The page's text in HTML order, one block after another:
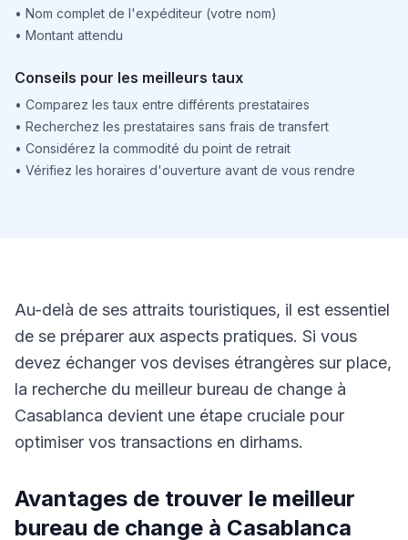
• Nom complet de l'expéditeur (votre nom)
• Montant attendu
Conseils pour les meilleurs taux
• Comparez les taux entre différents prestataires
• Recherchez les prestataires sans frais de transfert
• Considérez la commodité du point de retrait
• Vérifiez les horaires d'ouverture avant de vous rendre
Au-delà de ses attraits touristiques, il est essentiel
de se préparer aux aspects pratiques. Si vous
devez échanger vos devises étrangères sur place,
la recherche du meilleur bureau de change à
Casablanca devient une étape cruciale pour
optimiser vos transactions en dirhams.
Avantages de trouver le meilleur
bureau de change à Casablanca